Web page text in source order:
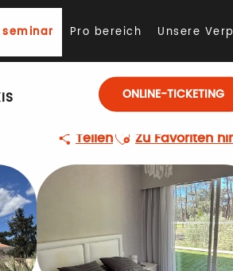
ONLINE-TICKETING
Pro bereich Unsere
TeilenAjouter aux favoris
Zu Favoriten